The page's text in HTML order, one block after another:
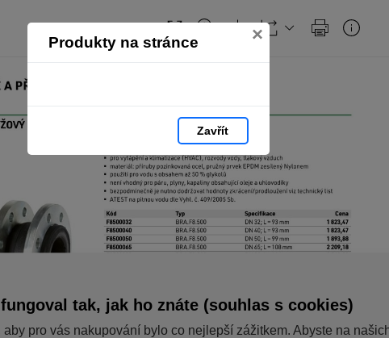
Produkty na stránce ×
Zavřít
tak, jak ho znáte (souhlas s cookies)
aby pro vás nakupování bylo co nejlepší zážitkem. Abyste na